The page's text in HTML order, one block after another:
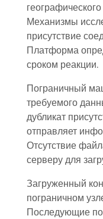
Механизмы
присутствие
Платформа
сроком реакции.
Пограничный
требуемого
дубликат
отправляет
Отсутствие
серверу для
Загруженный
пограничном
Последующие